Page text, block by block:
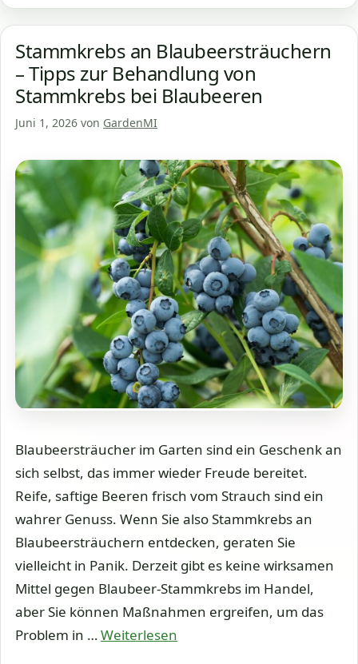
Stammkrebs an Blaubeersträuchern
– Tipps zur Behandlung von
Stammkrebs bei Blaubeeren
Juni 1, 2026 von GardenMI
Blaubeersträucher im Garten sind ein Geschenk an
sich selbst, das immer wieder Freude bereitet.
Reife, saftige Beeren frisch vom Strauch sind ein
wahrer Genuss. Wenn Sie also Stammkrebs an
Blaubeersträuchern entdecken, geraten Sie
vielleicht in Panik. Derzeit gibt es keine wirksamen
Mittel gegen Blaubeer-Stammkrebs im Handel,
aber Sie können Maßnahmen ergreifen, um das
Problem in …Weiterlesen